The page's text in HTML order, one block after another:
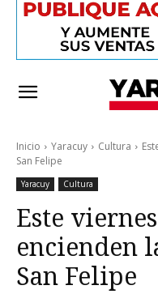
Inicio Yaracuy Cultura
San Felipe
Yaracuy Cultura
Este
encienden
San Felipe